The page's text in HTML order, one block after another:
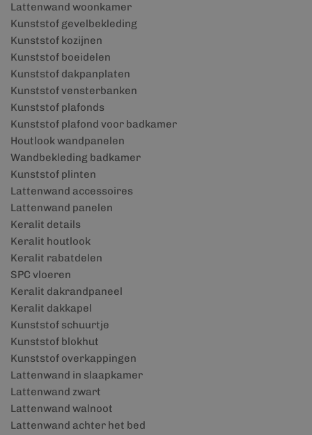
Lattenwand woonkamer
Kunststof gevelbekleding
Kunststof kozijnen
Kunststof boeidelen
Kunststof dakpanplaten
Kunststof vensterbanken
Kunststof plafonds
Kunststof plafond voor badkamer
Houtlook wandpanelen
Wandbekleding badkamer
Kunststof plinten
Lattenwand accessoires
Lattenwand panelen
Keralit details
Keralit houtlook
Keralit rabatdelen
SPC vloeren
Keralit dakrandpaneel
Keralit dakkapel
Kunststof schuurtje
Kunststof blokhut
Kunststof overkappingen
Lattenwand in slaapkamer
Lattenwand zwart
Lattenwand walnoot
Lattenwand achter het bed